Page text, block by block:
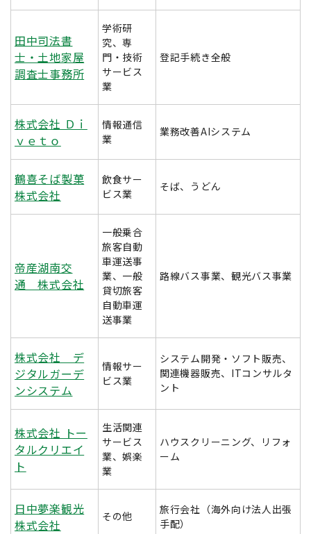
田中司法書
士・土地家屋
調査士事務所
学術研
究、専
門・技術
サービス
業
登記手続き全般
株式会社 Ｄｉ
ｖｅｔｏ
情報通信
業
業務改善AIシステム
鶴喜そば製菓
株式会社
飲食サー
ビス業
そば、うどん
帝産湖南交
通 株式会社
一般乗合
旅客自動
車運送事
業、一般
貸切旅客
自動車運
送事業
路線バス事業、観光バス事業
株式会社 デ
ジタルガーデ
ンシステム
情報サー
ビス業
システム開発・ソフト販売、
関連機器販売、ITコンサルタ
ント
株式会社 トー
タルクリエイ
ト
生活関連
サービス
業、娯楽
業
ハウスクリーニング、リフォ
ーム
日中夢楽観光
株式会社
その他
旅行会社（海外向け法人出張
手配）